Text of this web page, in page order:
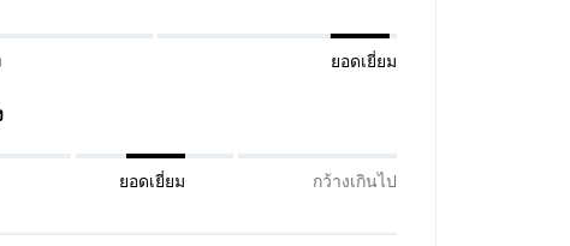
ยอดเยี่ยม
ยอดเยี่ยม กว้างเกินไป